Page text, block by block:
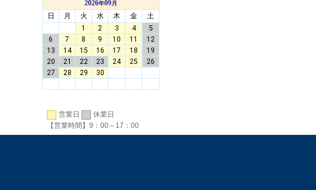
営業日
休業日
【営業時間】9：00～17：00